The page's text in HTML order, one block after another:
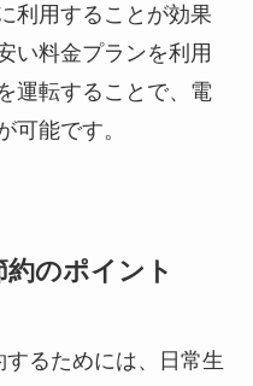
利用することが効果
い料金プランを利用
運転することで、電
可能です。
のポイント
るためには、日常生